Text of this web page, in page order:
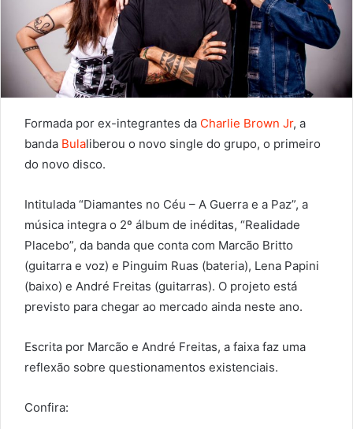
Formada por ex-integrantes da Charlie Brown Jr, a
banda Bulaliberou o novo single do grupo, o primeiro
do novo disco.
Intitulada “Diamantes no Céu – A Guerra e a Paz”, a
música integra o 2º álbum de inéditas, “Realidade
Placebo”, da banda que conta com Marcão Britto
(guitarra e voz) e Pinguim Ruas (bateria), Lena Papini
(baixo) e André Freitas (guitarras). O projeto está
previsto para chegar ao mercado ainda neste ano.
Escrita por Marcão e André Freitas, a faixa faz uma
reflexão sobre questionamentos existenciais.
Confira: